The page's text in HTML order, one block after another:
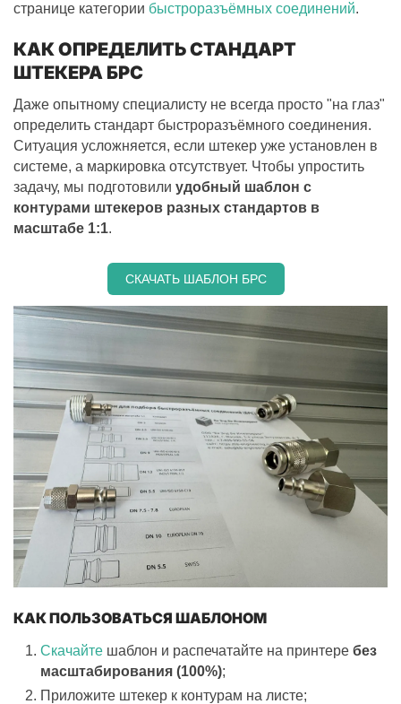
странице категории быстроразъёмных соединений.
КАК ОПРЕДЕЛИТЬ СТАНДАРТ
ШТЕКЕРА БРС
Даже опытному специалисту не всегда просто "на глаз"
определить стандарт быстроразъёмного соединения.
Ситуация усложняется, если штекер уже установлен в
системе, а маркировка отсутствует. Чтобы упростить
задачу, мы подготовили удобный шаблон с
контурами штекеров разных стандартов в
масштабе 1:1.
СКАЧАТЬ ШАБЛОН БРС
КАК ПОЛЬЗОВАТЬСЯ ШАБЛОНОМ
Скачайте шаблон и распечатайте на принтере без
масштабирования (100%);
Приложите штекер к контурам на листе;